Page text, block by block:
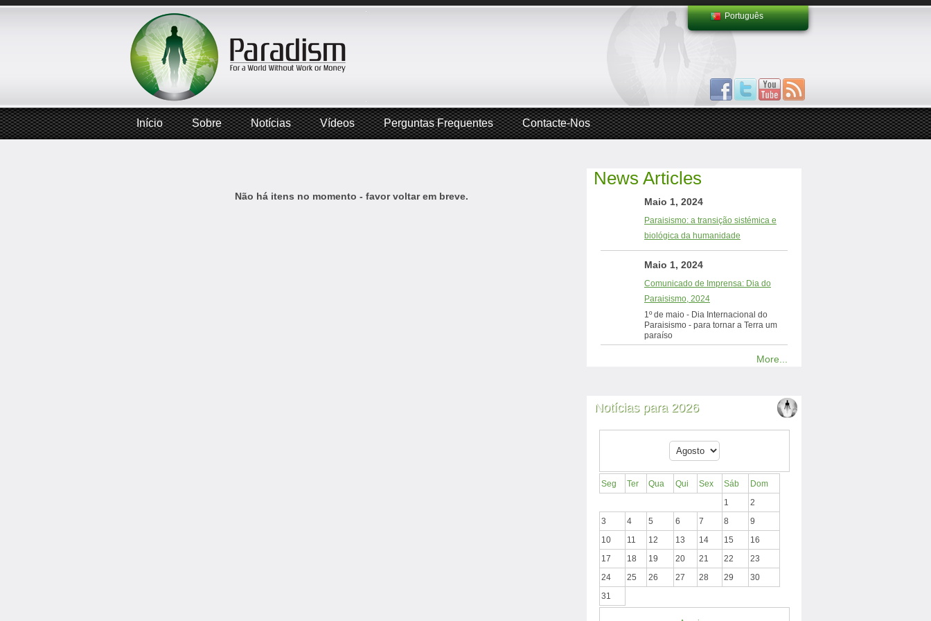
Português
Início Sobre Notícias Vídeos Perguntas Frequentes Contacte-Nos
Não há itens no momento - favor voltar em breve.
News Articles
Maio 1, 2024
Paraisismo: a transição sistémica e
biológica da humanidade
Maio 1, 2024
Comunicado de Imprensa: Dia do
Paraisismo, 2024
1º de maio - Dia Internacional do
Paraisismo - para tornar a Terra um
paraíso
More...
Notícias para 2026
Seg Ter Qua Qui Sex Sáb
Dom
1
2
3
4 5 6 7 8
9
10
11 12 13 14 15
16
17
18 19 20 21 22
23
24
25 26 27 28 29
30
31